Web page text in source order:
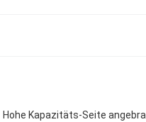
Hohe Kapazitäts-Seite